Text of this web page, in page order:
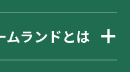
ムランドとは